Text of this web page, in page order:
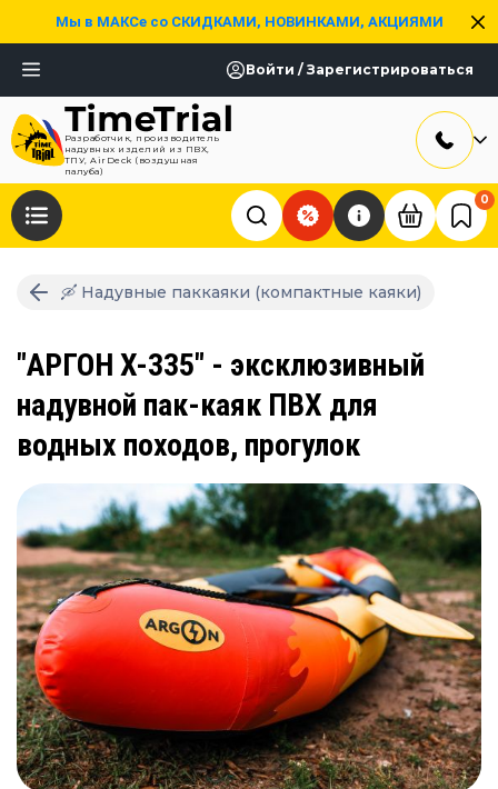
Мы в МАКСе со СКИДКАМИ, НОВИНКАМИ, АКЦИЯМИ
Войти / Зарегистрироваться
Разработчик, производитель
надувных изделий из ПВХ,
ТПУ, AirDeck (воздушная
палуба)
0
🛶 Надувные паккаяки (компактные каяки)
"АРГОН X-335" - эксклюзивный
надувной пак-каяк ПВХ для
водных походов, прогулок